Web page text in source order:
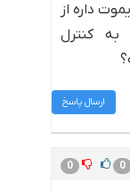
داره از
کنترل
ارسال پاسخ
0 0